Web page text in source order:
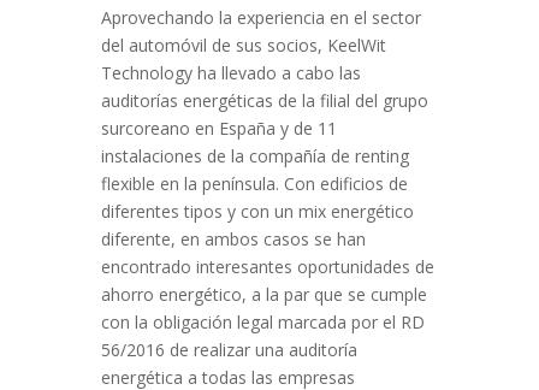
Aprovechando la experiencia en el sector
del automóvil de sus socios, KeelWit
Technology ha llevado a cabo las
auditorías energéticas de la filial del grupo
surcoreano en España y de 11
instalaciones de la compañía de renting
flexible en la península. Con edificios de
diferentes tipos y con un mix energético
diferente, en ambos casos se han
encontrado interesantes oportunidades de
ahorro energético, a la par que se cumple
con la obligación legal marcada por el RD
56/2016 de realizar una auditoría
energética a todas las empresas